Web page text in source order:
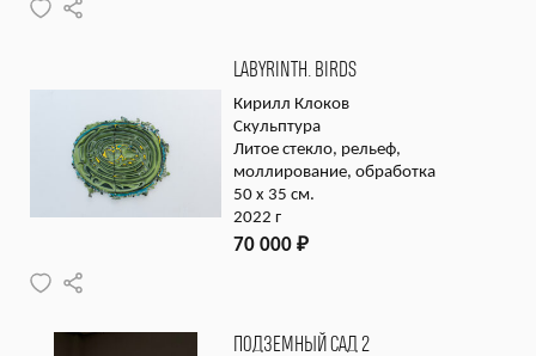
LABYRINTH. BIRDS
Кирилл Клоков
Скульптура
Литое стекло, рельеф,
моллирование, обработка
50 x 35 см.
2022 г
70 000 ₽
ПОДЗЕМНЫЙ САД 2